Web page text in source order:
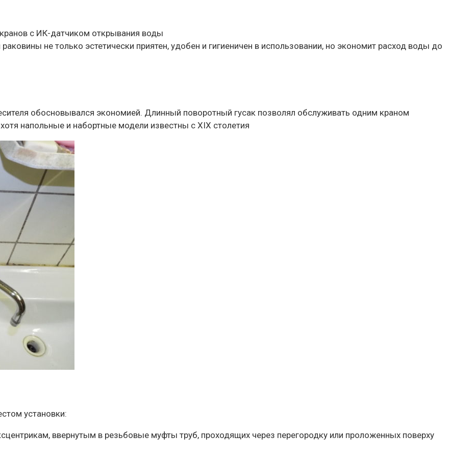
с ИК-датчиком открывания воды
не только эстетически приятен, удобен и гигиеничен в использовании, но экономит расход воды до
обосновывался экономией. Длинный поворотный гусак позволял обслуживать одним краном
напольные и набортные модели известны с XIX столетия
установки:
ввернутым в резьбовые муфты труб, проходящих через перегородку или проложенных поверху